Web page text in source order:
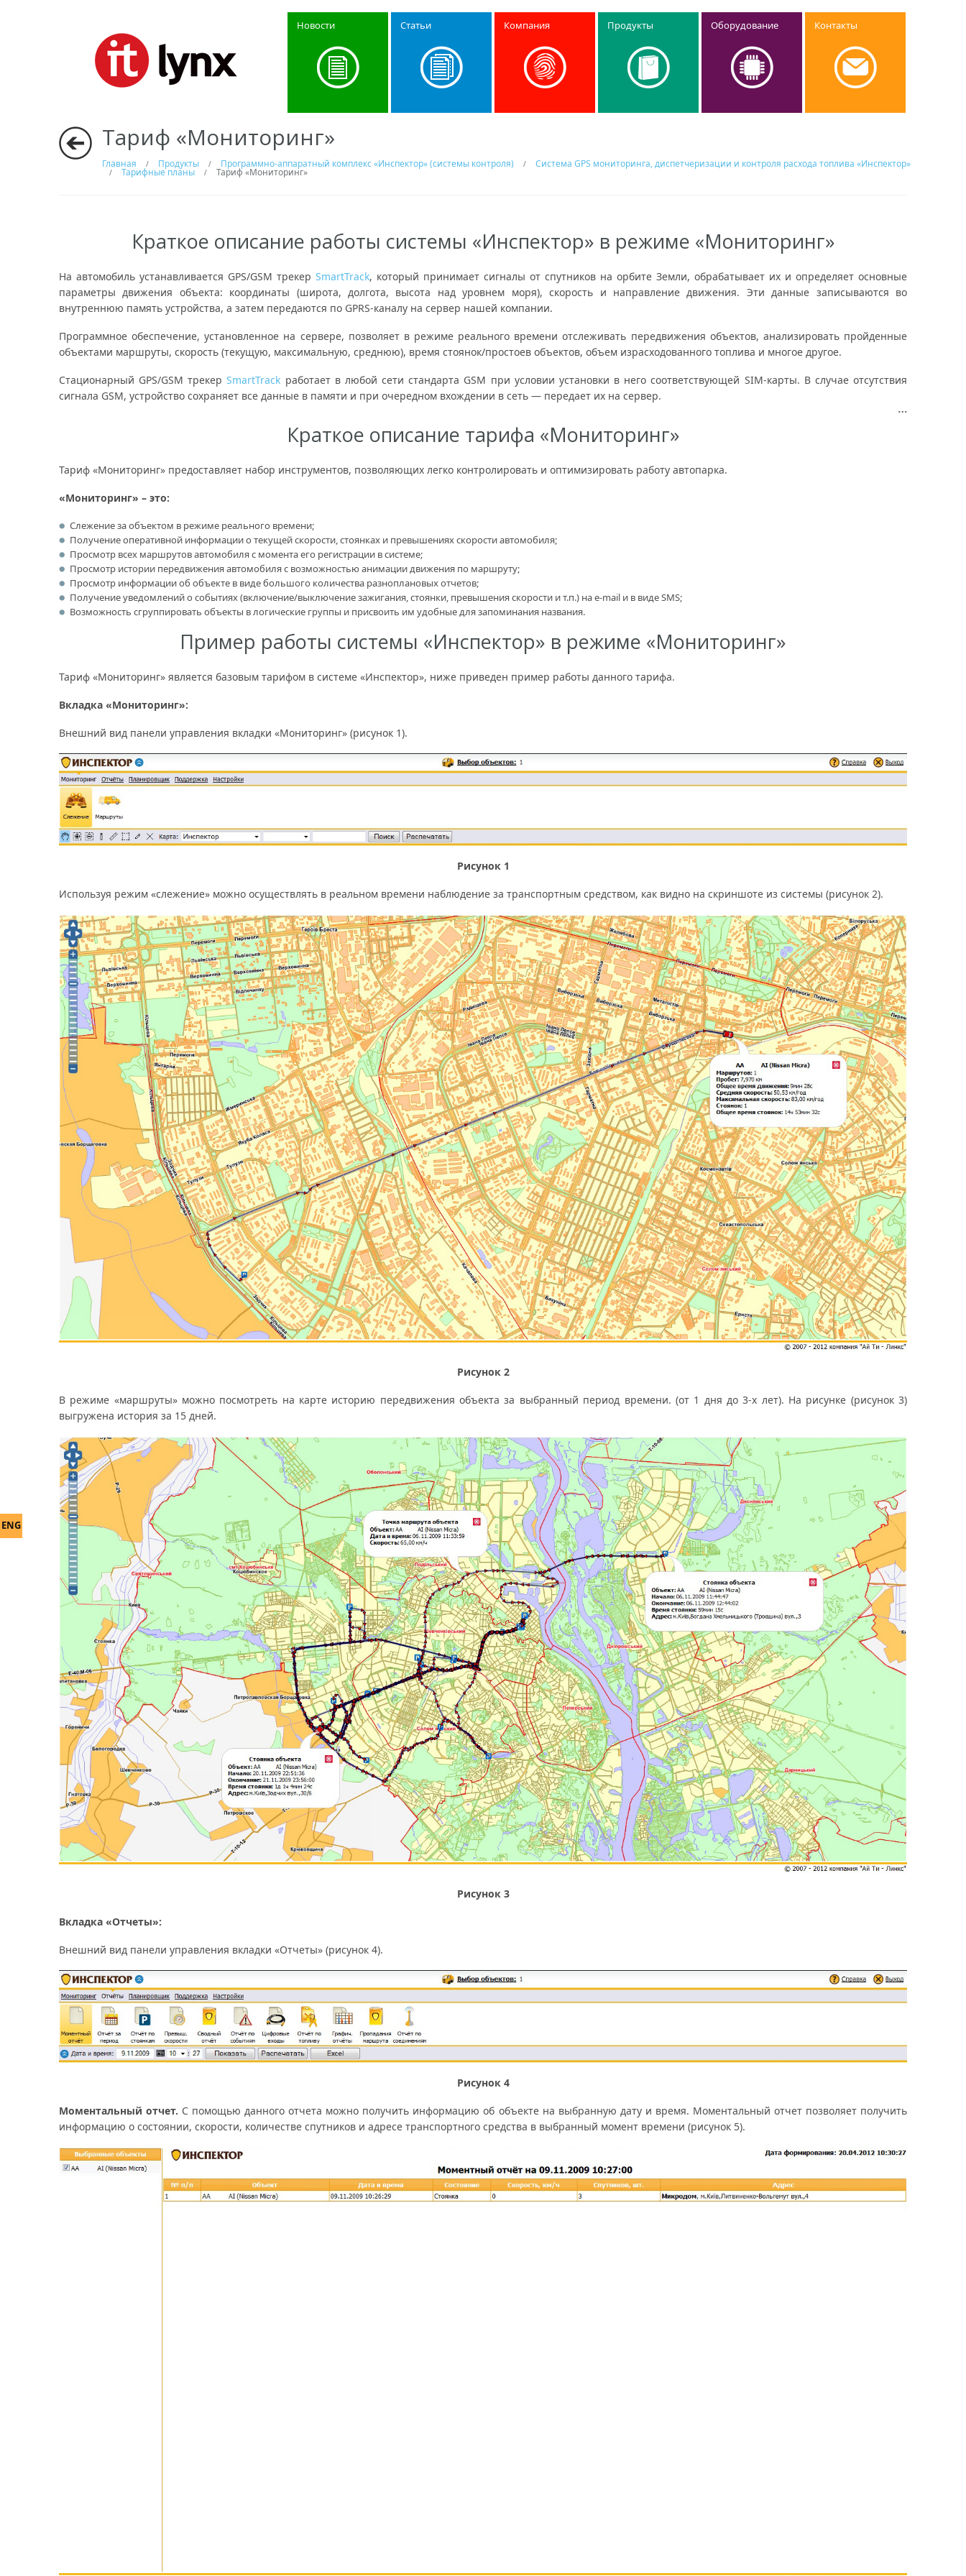
Новости Статьи Компания Продукты Оборудование Контакты
ENG
Тариф «Мониторинг»
Главная / Продукты / Программно-аппаратный комплекс «Инспектор» (системы контроля) / Система GPS мониторинга, диспетчеризации и контроля расхода топлива «Инспектор»
/ Тарифные планы / Тариф «Мониторинг»
Краткое описание работы системы «Инспектор» в режиме «Мониторинг»
На автомобиль устанавливается GPS/GSM трекер SmartTrack, который принимает сигналы от спутников на орбите Земли, обрабатывает их и определяет основные
параметры движения объекта: координаты (широта, долгота, высота над уровнем моря), скорость и направление движения. Эти данные записываются во
внутреннюю память устройства, а затем передаются по GPRS-каналу на сервер нашей компании.
Программное обеспечение, установленное на сервере, позволяет в режиме реального времени отслеживать передвижения объектов, анализировать пройденные
объектами маршруты, скорость (текущую, максимальную, среднюю), время стоянок/простоев объектов, объем израсходованного топлива и многое другое.
Стационарный GPS/GSM трекерSmartTrack работает в любой сети стандарта GSM при условии установки в него соответствующей SIM-карты. В случае отсутствия
сигнала GSM, устройство сохраняет все данные в памяти и при очередном вхождении в сеть — передает их на сервер.
…
Краткое описание тарифа «Мониторинг»
Тариф «Мониторинг» предоставляет набор инструментов, позволяющих легко контролировать и оптимизировать работу автопарка.
«Мониторинг» – это:
Слежение за объектом в режиме реального времени;
Получение оперативной информации о текущей скорости, стоянках и превышениях скорости автомобиля;
Просмотр всех маршрутов автомобиля с момента его регистрации в системе;
Просмотр истории передвижения автомобиля с возможностью анимации движения по маршруту;
Просмотр информации об объекте в виде большого количества разноплановых отчетов;
Получение уведомлений о событиях (включение/выключение зажигания, стоянки, превышения скорости и т.п.) на e-mail и в виде SMS;
Возможность сгруппировать объекты в логические группы и присвоить им удобные для запоминания названия.
Пример работы системы «Инспектор» в режиме «Мониторинг»
Тариф «Мониторинг» является базовым тарифом в системе «Инспектор», ниже приведен пример работы данного тарифа.
Вкладка «Мониторинг»:
Внешний вид панели управления вкладки «Мониторинг» (рисунок 1).
Рисунок 1
Используя режим «слежение» можно осуществлять в реальном времени наблюдение за транспортным средством, как видно на скриншоте из системы (рисунок 2).
Рисунок 2
В режиме «маршруты» можно посмотреть на карте историю передвижения объекта за выбранный период времени. (от 1 дня до 3-х лет). На рисунке (рисунок 3)
выгружена история за 15 дней.
Рисунок 3
Вкладка «Отчеты»:
Внешний вид панели управления вкладки «Отчеты» (рисунок 4).
Рисунок 4
Моментальный отчет. С помощью данного отчета можно получить информацию об объекте на выбранную дату и время. Моментальный отчет позволяет получить
информацию о состоянии, скорости, количестве спутников и адресе транспортного средства в выбранный момент времени (рисунок 5).